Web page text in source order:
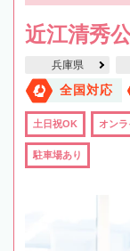
近江清秀
兵庫県
全国対応
土日祝OK オン
駐車場あり